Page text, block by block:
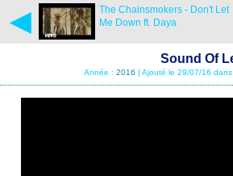
◄
The Chainsmokers - Don't Let
Me Down ft. Daya
Sound Of
Année : 2016 | Ajouté le 29/07/16 dans